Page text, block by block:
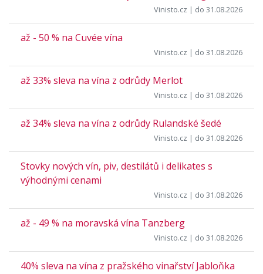
Vinisto.cz | do 31.08.2026
až - 50 % na Cuvée vína
Vinisto.cz | do 31.08.2026
až 33% sleva na vína z odrůdy Merlot
Vinisto.cz | do 31.08.2026
až 34% sleva na vína z odrůdy Rulandské šedé
Vinisto.cz | do 31.08.2026
Stovky nových vín, piv, destilátů i delikates s
výhodnými cenami
Vinisto.cz | do 31.08.2026
až - 49 % na moravská vína Tanzberg
Vinisto.cz | do 31.08.2026
40% sleva na vína z pražského vinařství Jabloňka